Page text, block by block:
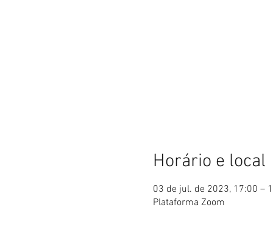
Horário e local
03 de jul. de 2023, 17:00 –
Plataforma Zoom